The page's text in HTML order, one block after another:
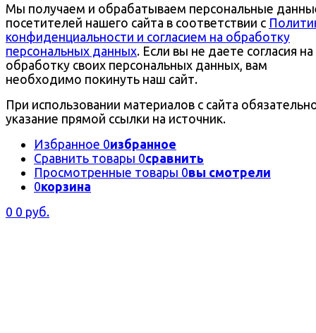
Мы получаем и обрабатываем персональные
посетителей нашего сайта в соответствии с
конфиденциальности и согласием на обработку
персональных данных. Если вы не даете согласия на
обработку своих персональных данных, вам
необходимо покинуть наш сайт.
При использовании материалов с сайта
указание прямой ссылки на источник.
Избранное 0избранное
Сравнить товары 0сравнить
Просмотренные товары 0вы смотрели
0корзина
0 0 руб.